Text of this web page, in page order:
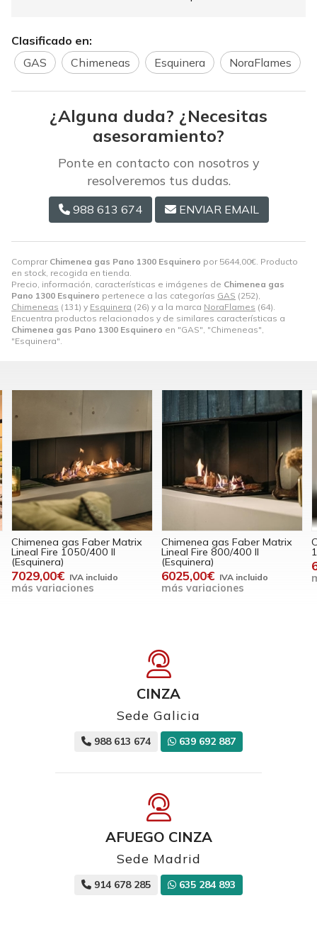
Comprar Chimenea gas Pano 1300 Esquinero por 5644,00€ . Producto
en stock, recogida en tienda.
Precio, información, características e imágenes de Chimenea gas
Pano 1300 Esquinero pertenece a las categorías GAS (252),
Chimeneas (131) y Esquinera (26) y a la marca NoraFlames (64).
Encuentra productos relacionados y de similares características a
Chimenea gas Pano 1300 Esquinero en "GAS", "Chimeneas",
"Esquinera".
Clasificado en:
GAS
Chimeneas Esquinera NoraFlames
¿Alguna duda? ¿Necesitas
asesoramiento?
Ponte en contacto con nosotros y
resolveremos tus dudas.
988 613 674 ENVIAR EMAIL
Chimenea gas Faber Matrix
Lineal Fire 800/400 II
(Esquinera)
6025,00€
más variaciones
Chimenea gas Luna Diamond
1000 CL/CR (Esquinera)
6655,00€
más variaciones
CINZA
Sede Galicia
988 613 674 639 692 887
AFUEGO CINZA
Sede Madrid
914 678 285 635 284 893